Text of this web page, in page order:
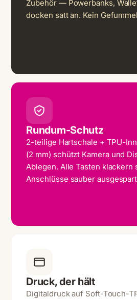
Zubehör — Powerbanks,
docken satt an. Kein
Rundum-Schutz
2-teilige Hartschale + TPU-
(2 mm) schützt Kamera und
Ablegen. Alle Tasten klackern
Anschlüsse sauber
Druck, der hält
Digitaldruck auf Soft-Touch-